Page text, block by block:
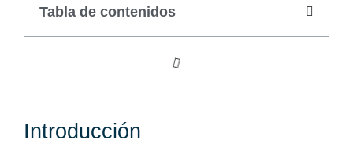
Introducción
Tabla de contenidos